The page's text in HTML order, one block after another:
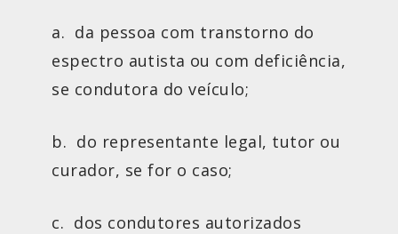
a. da pessoa com transtorno do
espectro autista ou com deficiência,
se condutora do veículo;
b. do representante legal, tutor ou
curador, se for o caso;
c. dos condutores autorizados